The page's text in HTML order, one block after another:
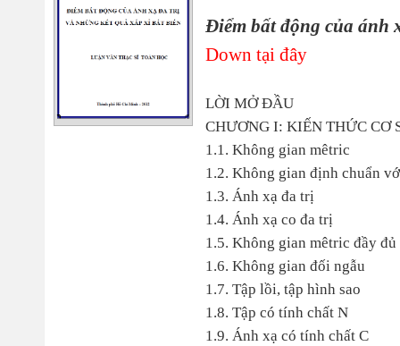
Điểm bất động của ánh
Down tại đây
LỜI MỞ ĐẦU
CHƯƠNG I: KIẾN THỨC CƠ
1.1. Không gian mêtric
1.2. Không gian định chuẩn
1.3. Ánh xạ đa trị
1.4. Ánh xạ co đa trị
1.5. Không gian mêtric đầy
1.6. Không gian đối ngẫu
1.7. Tập lồi, tập hình sao
1.8. Tập có tính chất N
1.9. Ánh xạ có tính chất C